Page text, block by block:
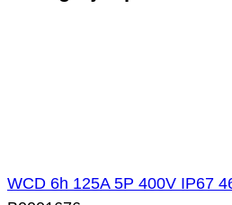
WCD 6h 125A 5P 400V IP67